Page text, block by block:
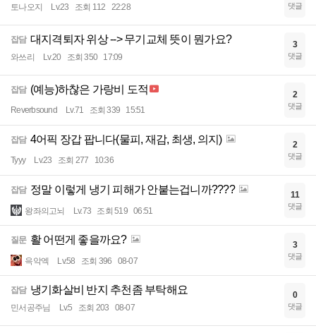
토나오지 Lv.23 조회 112 22:28 댓글
잡담 대지격퇴자 위상 --> 무기교체 뜻이 뭔가요?
와쓰리 Lv.20 조회 350 17:09
3
댓글
잡담 (예능)하찮은 가랑비 도적
Reverbsound Lv.71 조회 339 15:51
2
댓글
잡담 4어픽 장갑 팝니다(물피, 재감, 최생, 의지)
Tyyy Lv.23 조회 277 10:36
2
댓글
잡담 정말 이렇게 냉기 피해가 안붙는겁니까????
왕좌의고뇌 Lv.73 조회 519 06:51
11
댓글
질문 활 어떤게 좋을까요?
윽악엑 Lv.58 조회 396 08-07
3
댓글
잡담 냉기화살비 반지 추천좀 부탁해요
민서공주님 Lv.5 조회 203 08-07
0
댓글